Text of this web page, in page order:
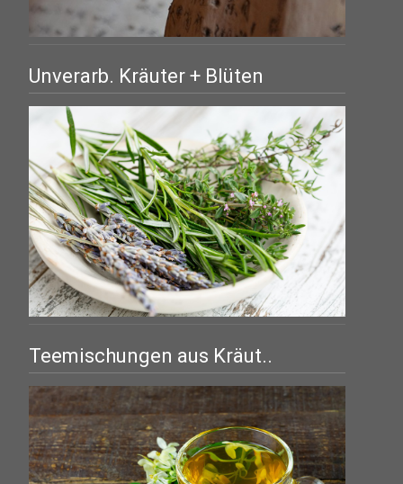
Unverarb. Kräuter + Blüten
Teemischungen aus Kräut..